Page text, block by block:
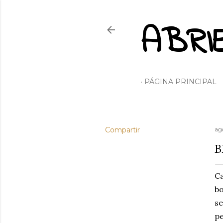
PÁGINA PRINCIPAL
Compartir